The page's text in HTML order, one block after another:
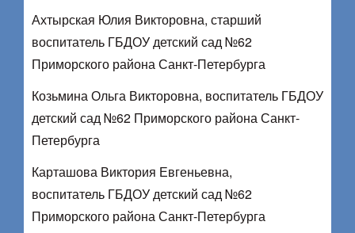
Ахтырская Юлия Викторовна, старший
воспитатель ГБДОУ детский сад №62
Приморского района Санкт-Петербурга
Козьмина Ольга Викторовна, воспитатель ГБДОУ
детский сад №62 Приморского района Санкт-
Петербурга
Карташова Виктория Евгеньевна,
воспитатель ГБДОУ детский сад №62
Приморского района Санкт-Петербурга